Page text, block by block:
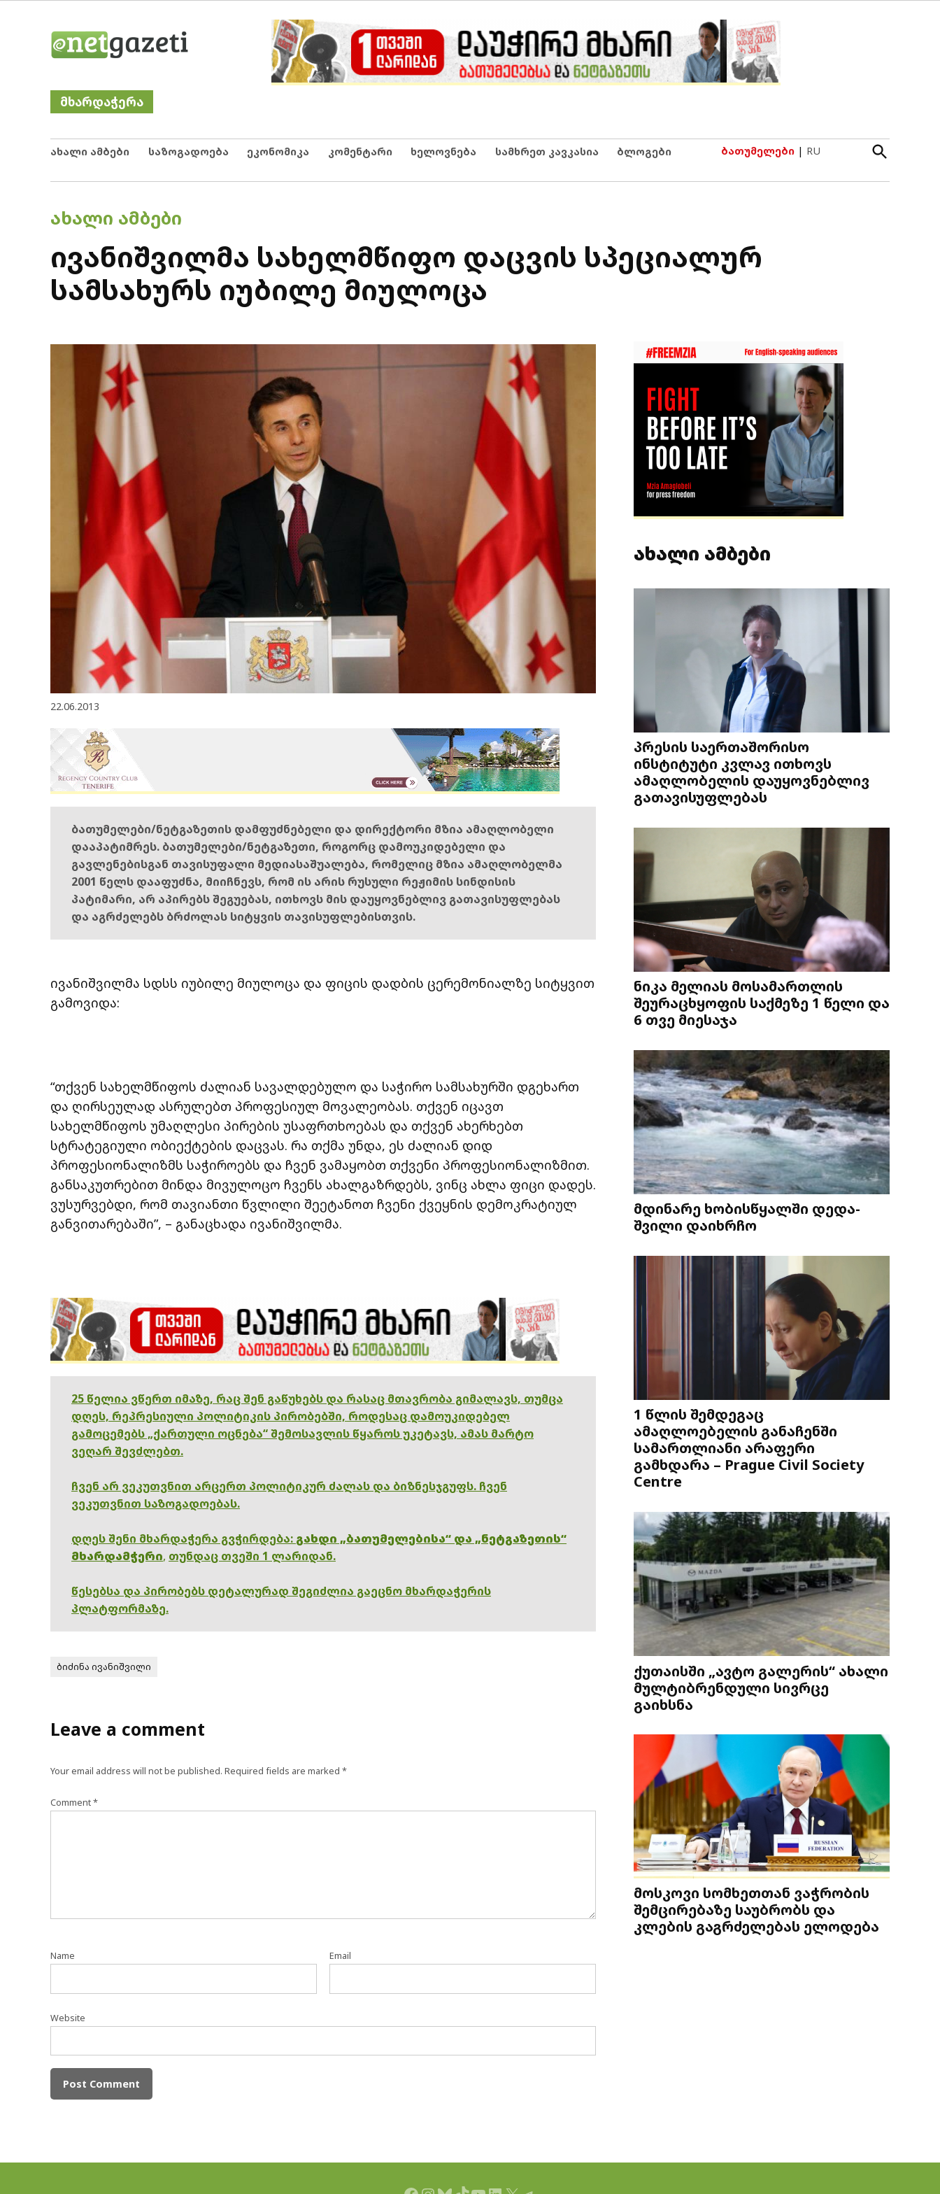
Netgazeti
მხარდაჭერა
ახალი ამბები საზოგადოება ეკონომიკა კომენტარი ხელოვნება სამხრეთ კავკასია ბლოგები ბათუმელები | RU
Open
Search
POSTED
ᲐᲮᲐᲚᲘ ᲐᲛᲑᲔᲑᲘ
ივანიშვილმა სახელმწიფო დაცვის სპეციალურ
სამსახურს იუბილე მიულოცა
22.06.2013
ბათუმელები/ნეტგაზეთის დამფუძნებელი და დირექტორი მზია ამაღლობელი
დააპატიმრეს. ბათუმელები/ნეტგაზეთი, როგორც დამოუკიდებელი და
გავლენებისგან თავისუფალი მედიასაშუალება, რომელიც მზია ამაღლობელმა
2001 წელს დააფუძნა, მიიჩნევს, რომ ის არის რუსული რეჟიმის სინდისის
პატიმარი, არ აპირებს შეგუებას, ითხოვს მის დაუყოვნებლივ გათავისუფლებას
და აგრძელებს ბრძოლას სიტყვის თავისუფლებისთვის.
ივანიშვილმა სდსს იუბილე მიულოცა და ფიცის დადბის ცერემონიალზე სიტყვით
გამოვიდა:
“თქვენ სახელმწიფოს ძალიან სავალდებულო და საჭირო სამსახურში დგეხართ
და ღირსეულად ასრულებთ პროფესიულ მოვალეობას. თქვენ იცავთ
სახელმწიფოს უმაღლესი პირების უსაფრთხოებას და თქვენ ახერხებთ
სტრატეგიული ობიექტების დაცვას. რა თქმა უნდა, ეს ძალიან დიდ
პროფესიონალიზმს საჭიროებს და ჩვენ ვამაყობთ თქვენი პროფესიონალიზმით.
განსაკუთრებით მინდა მივულოცო ჩვენს ახალგაზრდებს, ვინც ახლა ფიცი დადეს.
ვუსურვებდი, რომ თავიანთი წვლილი შეეტანოთ ჩვენი ქვეყნის დემოკრატიულ
განვითარებაში”, – განაცხადა ივანიშვილმა.
25 წელია ვწერთ იმაზე, რაც შენ გაწუხებს და რასაც მთავრობა გიმალავს, თუმცა
დღეს, რეპრესიული პოლიტიკის პირობებში, როდესაც დამოუკიდებელ
გამოცემებს „ქართული ოცნება“ შემოსავლის წყაროს უკეტავს, ამას მარტო
ვეღარ შევძლებთ.
ჩვენ არ ვეკუთვნით არცერთ პოლიტიკურ ძალას და ბიზნესჯგუფს. ჩვენ
ვეკუთვნით საზოგადოებას.
დღეს შენი მხარდაჭერა გვჭირდება: გახდი „ბათუმელებისა“ და „ნეტგაზეთის“
მხარდამჭერი, თუნდაც თვეში 1 ლარიდან.
წესებსა და პირობებს დეტალურად შეგიძლია გაეცნო მხარდაჭერის
პლატფორმაზე.
ბიძინა ივანიშვილი
Leave a comment
Your email address will not be published. Required fields are marked *
Comment*
Name Email
Website
ახალი ამბები
პრესის საერთაშორისო
ინსტიტუტი კვლავ ითხოვს
ამაღლობელის დაუყოვნებლივ
გათავისუფლებას
ნიკა მელიას მოსამართლის
შეურაცხყოფის საქმეზე 1 წელი და
6 თვე მიესაჯა
მდინარე ხობისწყალში დედა-
შვილი დაიხრჩო
1 წლის შემდეგაც
ამაღლოებელის განაჩენში
სამართლიანი არაფერი
გამხდარა – Prague Civil Society
Centre
ქუთაისში „ავტო გალერის“ ახალი
მულტიბრენდული სივრცე
გაიხსნა
მოსკოვი სომხეთთან ვაჭრობის
შემცირებაზე საუბრობს და
კლების გაგრძელებას ელოდება